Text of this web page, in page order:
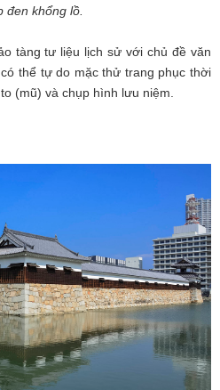
đen khổng lồ.
tàng tư liệu lịch sử với chủ đề văn
thể tự do mặc thử trang phục thời
(mũ) và chụp hình lưu niệm.